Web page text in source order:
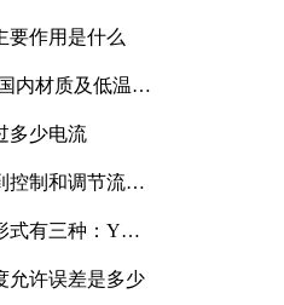
要作用是什么
内材质及低温冲
多少电流
控制和调节流量
式有三种：Y
允许误差是多少